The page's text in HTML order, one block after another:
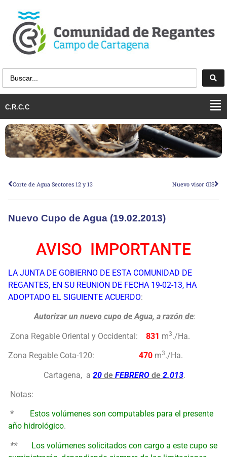
C.R.C.C
Corte de Agua Sectores 12 y 13 Nuevo visor GIS
Nuevo Cupo de Agua (19.02.2013)
AVISO IMPORTANTE
LA JUNTA DE GOBIERNO DE ESTA COMUNIDAD DE
REGANTES, EN SU REUNION DE FECHA 19-02-13, HA
ADOPTADO EL SIGUIENTE ACUERDO:
Autorizar un nuevo cupo de Agua, a razón de:
Zona Regable Oriental y Occidental: 831 m3./Ha.
Zona Regable Cota-120: 470 m3./Ha.
Cartagena, a 20 de FEBRERO de 2.013.
Notas:
*
Estos volúmenes son computables para el presente
año hidrológico.
** Los volúmenes solicitados con cargo a este cupo se